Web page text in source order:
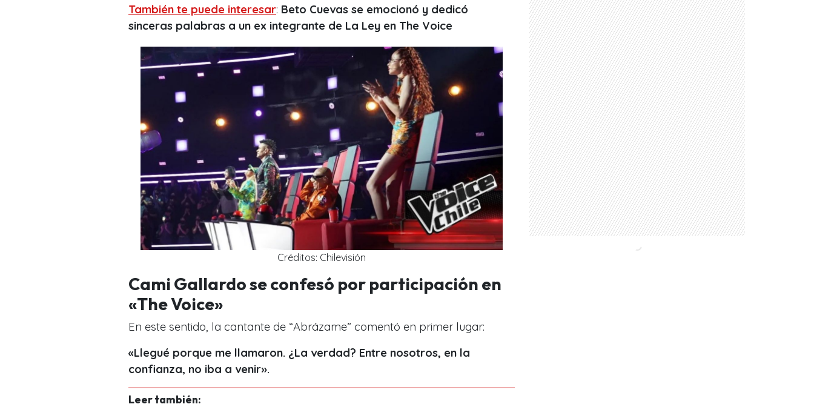
También te puede interesar: Beto Cuevas se emocionó y dedicó
sinceras palabras a un ex integrante de La Ley en The Voice
Créditos: Chilevisión
Cami Gallardo se confesó por participación en
«The Voice»
En este sentido, la cantante de “Abrázame” comentó en primer lugar:
«Llegué porque me llamaron. ¿La verdad? Entre nosotros, en la
confianza, no iba a venir».
Leer también: